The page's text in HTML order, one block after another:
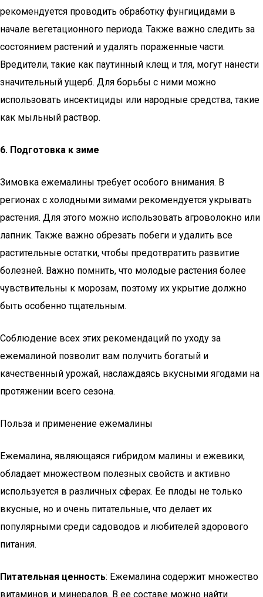
рекомендуется проводить обработку фунгицидами в
начале вегетационного периода. Также важно следить за
состоянием растений и удалять пораженные части.
Вредители, такие как паутинный клещ и тля, могут нанести
значительный ущерб. Для борьбы с ними можно
использовать инсектициды или народные средства, такие
как мыльный раствор.
6. Подготовка к зиме
Зимовка ежемалины требует особого внимания. В
регионах с холодными зимами рекомендуется укрывать
растения. Для этого можно использовать агроволокно или
лапник. Также важно обрезать побеги и удалить все
растительные остатки, чтобы предотвратить развитие
болезней. Важно помнить, что молодые растения более
чувствительны к морозам, поэтому их укрытие должно
быть особенно тщательным.
Соблюдение всех этих рекомендаций по уходу за
ежемалиной позволит вам получить богатый и
качественный урожай, наслаждаясь вкусными ягодами на
протяжении всего сезона.
Польза и применение ежемалины
Ежемалина, являющаяся гибридом малины и ежевики,
обладает множеством полезных свойств и активно
используется в различных сферах. Ее плоды не только
вкусные, но и очень питательные, что делает их
популярными среди садоводов и любителей здорового
питания.
Питательная ценность: Ежемалина содержит множество
витаминов и минералов. В ее составе можно найти